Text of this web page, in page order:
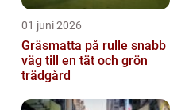
01 juni 2026
Gräsmatta på rulle snabb
väg till en tät och grön
trädgård